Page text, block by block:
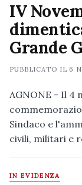
IV
Grande
PUBBLICATO IL 6
AGNONE - Il 4
Sindaco e
civili, militari e
IN EVIDENZA